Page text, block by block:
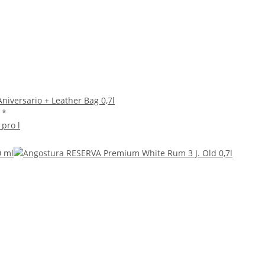
+ Leather Bag 0,7l
*
pro l